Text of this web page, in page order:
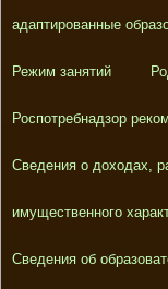
адаптированные
Режим занятий
Роспотребнадзор
Сведения о доходах,
имущественного
Сведения об